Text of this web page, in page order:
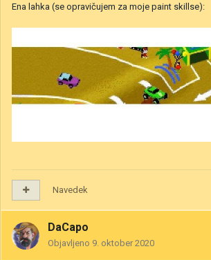
Ena lahka (se opravičujem za moje paint skillse):
Navedek
DaCapo
Objavljeno 9. oktober 2020